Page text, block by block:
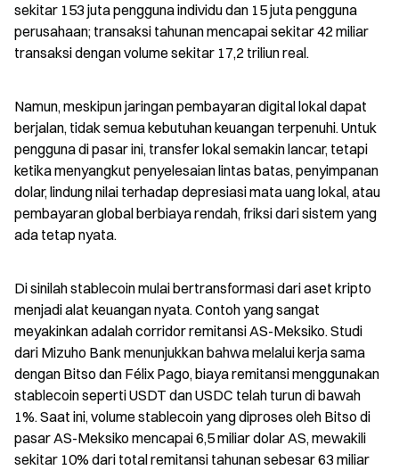
sekitar 153 juta pengguna individu dan 15 juta pengguna
perusahaan; transaksi tahunan mencapai sekitar 42 miliar
transaksi dengan volume sekitar 17,2 triliun real.
Namun, meskipun jaringan pembayaran digital lokal dapat
berjalan, tidak semua kebutuhan keuangan terpenuhi. Untuk
pengguna di pasar ini, transfer lokal semakin lancar, tetapi
ketika menyangkut penyelesaian lintas batas, penyimpanan
dolar, lindung nilai terhadap depresiasi mata uang lokal, atau
pembayaran global berbiaya rendah, friksi dari sistem yang
ada tetap nyata.
Di sinilah stablecoin mulai bertransformasi dari aset kripto
menjadi alat keuangan nyata. Contoh yang sangat
meyakinkan adalah corridor remitansi AS-Meksiko. Studi
dari Mizuho Bank menunjukkan bahwa melalui kerja sama
dengan Bitso dan Félix Pago, biaya remitansi menggunakan
stablecoin seperti USDT dan USDC telah turun di bawah
1%. Saat ini, volume stablecoin yang diproses oleh Bitso di
pasar AS-Meksiko mencapai 6,5 miliar dolar AS, mewakili
sekitar 10% dari total remitansi tahunan sebesar 63 miliar